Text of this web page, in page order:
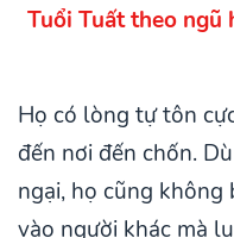
Tuổi Tuất theo ngũ
Họ có lòng tự tôn
đến nơi đến chốn.
ngại, họ cũng không
vào người khác mà